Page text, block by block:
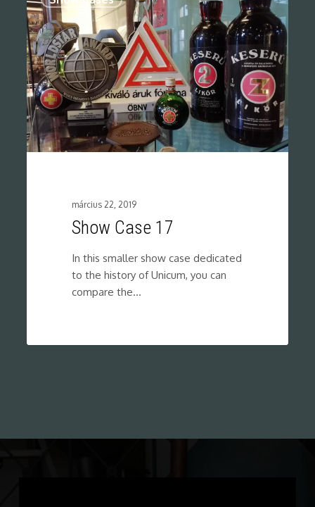
március 22, 2019
Show Case 17
In this smaller show case dedicated
to the history of Unicum, you can
compare the…